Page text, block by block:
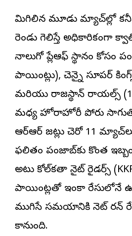
మిగిలిన మూడు మ్యాచ్‌ల్లో
రెండు గెలిస్తే అధికారికంగా
నాలుగో ప్లేఆఫ్ స్థానం కోసం
పాయింట్లు), చెన్నై సూపర్
మరియు రాజస్థాన్ రాయల్స్
మధ్య హోరాహోరీ పోరు
ఆర్‌ఆర్ జట్లు చెరో 11
ఫలితం పంజాబ్‌కు కొంత
అటు కోల్‌కతా నైట్ రైడర్స్
పాయింట్లతో ఇంకా రేసులోనే
ముగిసే సమయానికి నెట్ రన్
కానుంది.